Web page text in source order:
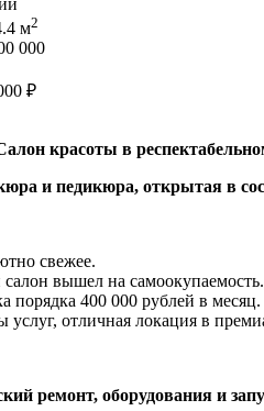
м2
000
₽
красоты в
и педикюра, открытая в
свежее.
вышел на самоокупаемость.
порядка 400 000 рублей в месяц.
услуг, отличная локация в
ремонт, оборудования и